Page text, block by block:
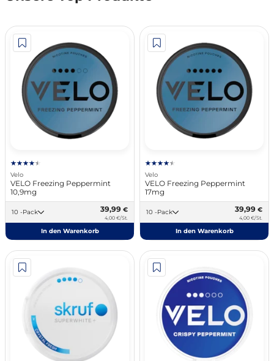
Velo
VELO Freezing Peppermint
10,9mg
10 -Pack 39,99 €
4,00 €/St.
In den Warenkorb
Velo
VELO Freezing Peppermint
17mg
10 -Pack 39,99 €
4,00 €/St.
In den Warenkorb